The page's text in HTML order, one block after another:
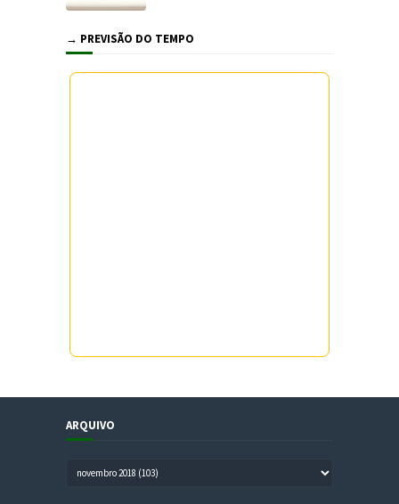
→ PREVISÃO DO TEMPO
ARQUIVO